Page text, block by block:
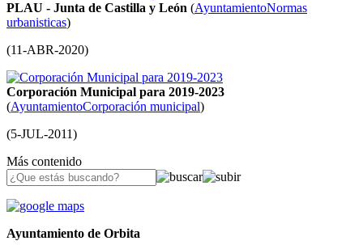
PLAU - Junta de Castilla y León (AyuntamientoNormas
urbanisticas)
(11-ABR-2020)
Corporación Municipal para 2019-2023
(AyuntamientoCorporación municipal)
(5-JUL-2011)
Más contenido
Ayuntamiento de Orbita